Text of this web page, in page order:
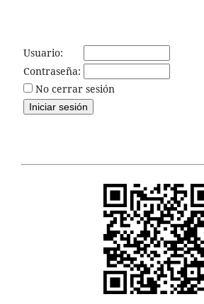
Usuario:
Contraseña:
No cerrar sesión